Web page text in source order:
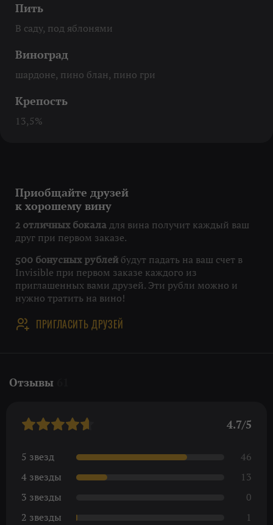
Пить
В саду, под яблонями
Виноград
шардоне, пино блан, пино гри
Крепость
13,5%
Приобщайте друзей
к хорошему вину
2 отличных бокала для вина получит каждый ваш
друг при первом заказе.
500 бонусных рублей будут падать на ваш счет в
Invisible при первом заказе каждого из
приглашенных вами друзей. Эти рубли можно и
нужно тратить на вино!
ПРИГЛАСИТЬ ДРУЗЕЙ
Отзывы
4.7/5
5 звезд
46
4 звезды
13
3 звезды
0
2 звезды
1